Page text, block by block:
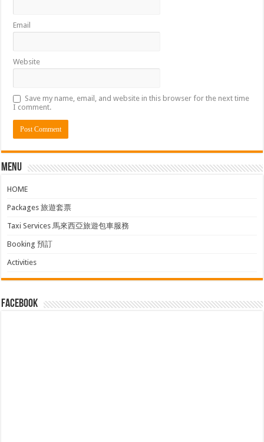
Email
Website
Save my name, email, and website in this browser for the next time
I comment.
Menu
HOME
Packages 旅遊套票
Taxi Services 馬來西亞旅遊包車服務
Booking 預訂
Activities
facebook